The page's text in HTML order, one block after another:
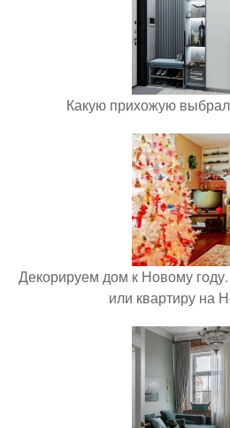
Какую прихожую
Декорируем дом к Новому
или квартиру на